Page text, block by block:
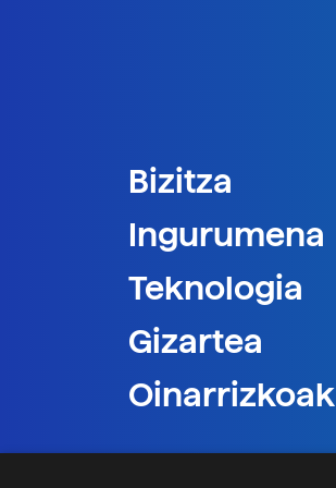
Bizitza
Ingurumena
Teknologia
Gizartea
Oinarrizkoak